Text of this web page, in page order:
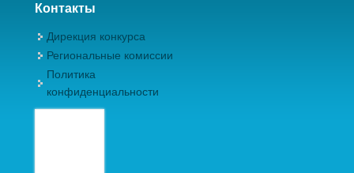
Контакты
Дирекция конкурса
Региональные комиссии
Политика
конфиденциальности